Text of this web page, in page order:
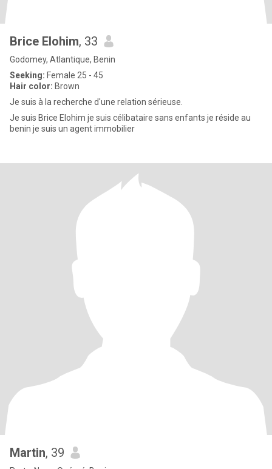
Brice Elohim, 33
Godomey, Atlantique, Benin
Seeking: Female 25 - 45
Hair color: Brown
Je suis à la recherche d'une relation sérieuse.
Je suis Brice Elohim je suis célibataire sans enfants je réside au
benin je suis un agent immobilier
Martin, 39